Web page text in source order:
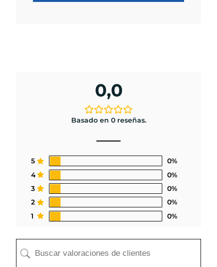
0,0
Basado en 0 reseñas.
5
0%
4
0%
3
0%
2
0%
1
0%